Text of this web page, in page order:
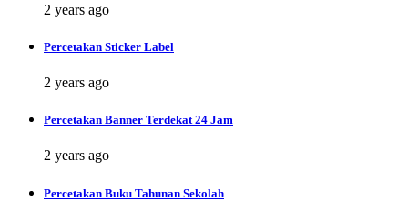
2 years ago
Percetakan Sticker Label
2 years ago
Percetakan Banner Terdekat 24 Jam
2 years ago
Percetakan Buku Tahunan Sekolah